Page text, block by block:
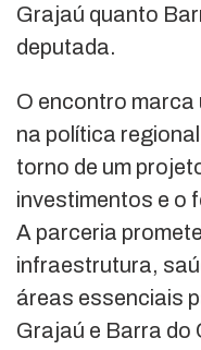
Grajaú quanto
deputada.
O encontro
na política
torno de um
investimentos e o
A parceria
infraestrutura,
áreas essenciais
Grajaú e Barra do